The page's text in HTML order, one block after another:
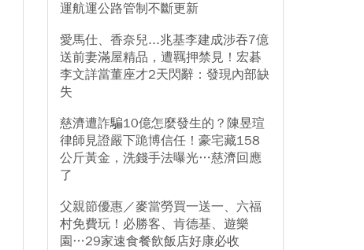
運航運公路管制不斷更新
愛馬仕、香奈兒...兆基李建成涉吞7億
送前妻滿屋精品，遭羈押禁見！宏碁
李文詳當董座才2天閃辭：發現內部缺
失
慈濟遭詐騙10億怎麼發生的？陳昱瑄
律師見證嚴下跪博信任！豪宅藏158
公斤黃金，洗錢手法曝光…慈濟回應
了
父親節優惠／麥當勞買一送一、六福
村免費玩！必勝客、肯德基、遊樂
園…29家速食餐飲飯店好康必收